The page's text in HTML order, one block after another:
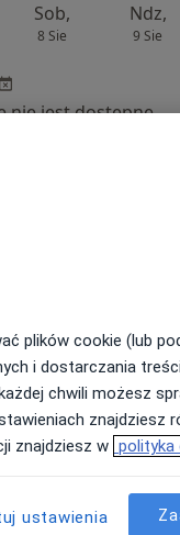
Sob,
8 Sie
Ndz,
9 Sie
nie jest dostępne
Sob,
8 Sie
Ndz,
9 Sie
nie jest dostępne
plików cookie (lub
i dostarczania
chwili możesz
znajdziesz
znajdziesz w polityka
ustawienia